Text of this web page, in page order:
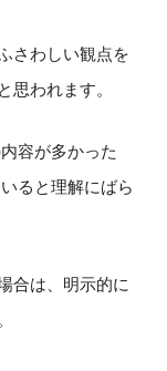
さわしい観点を
思われます。
容が多かった
ると理解にばら
合は、明示的に